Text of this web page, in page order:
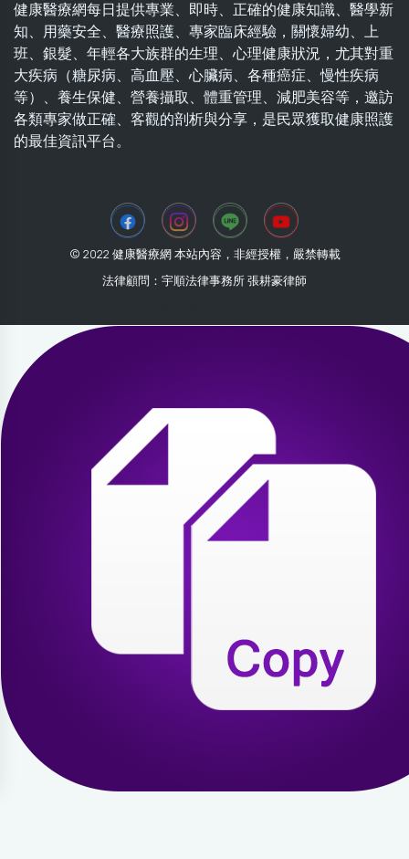
健康醫療網每日提供專業、即時、正確的健康知識、醫學新
知、用藥安全、醫療照護、專家臨床經驗，關懷婦幼、上
班、銀髮、年輕各大族群的生理、心理健康狀況，尤其對重
大疾病（糖尿病、高血壓、心臟病、各種癌症、慢性疾病
等）、養生保健、營養攝取、體重管理、減肥美容等，邀訪
各類專家做正確、客觀的剖析與分享，是民眾獲取健康照護
的最佳資訊平台。
© 2022 健康醫療網 本站內容，非經授權，嚴禁轉載
法律顧問：宇順法律事務所 張耕豪律師